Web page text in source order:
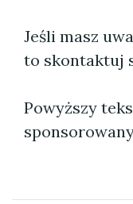
Jeśli masz
to skontaktuj
Powyższy